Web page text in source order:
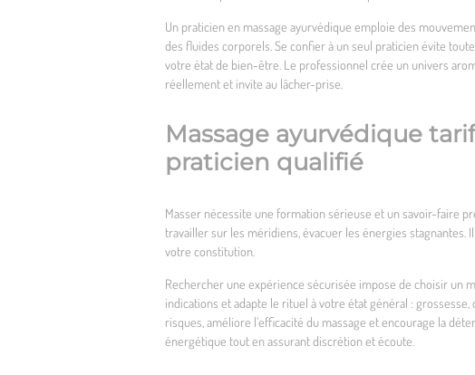
Un praticien en massage ayurvédique emploie des
des fluides corporels. Se confier à un seul praticien évite
votre état de bien-être. Le professionnel crée un univers
réellement et invite au lâcher-prise.
Massage ayurvédique
praticien qualifié
Masser nécessite une formation sérieuse et un savoir-faire
travailler sur les méridiens, évacuer les énergies stagnantes.
votre constitution.
Rechercher une expérience sécurisée impose de choisir un
indications et adapte le rituel à votre état général :
risques, améliore l’efficacité du massage et encourage la
énergétique tout en assurant discrétion et écoute.